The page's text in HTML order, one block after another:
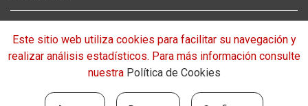
Normativa
Este sitio web utiliza cookies para facilitar su navegación y
realizar análisis estadísticos. Para más información consulte
nuestra Política de Cookies